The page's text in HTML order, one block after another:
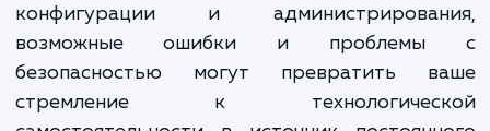
Однако, все это может оказаться
если вы не знаете, как правильно
управлять такими серверами.